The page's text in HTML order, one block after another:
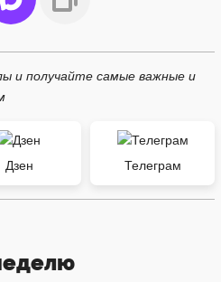
и получайте самые важные и
Дзен Телеграм